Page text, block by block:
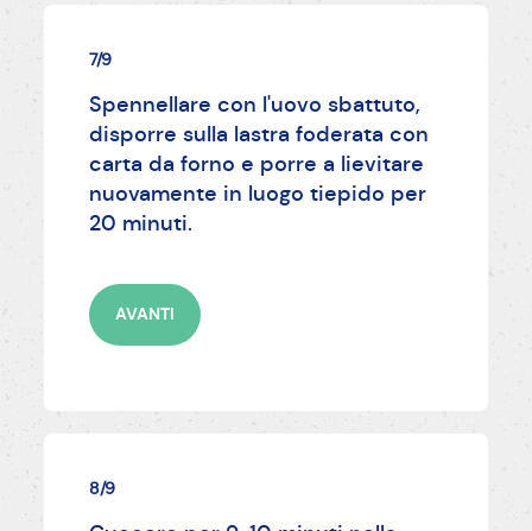
7/9
Spennellare con l'uovo sbattuto,
disporre sulla lastra foderata con
carta da forno e porre a lievitare
nuovamente in luogo tiepido per
20 minuti.
AVANTI
8/9